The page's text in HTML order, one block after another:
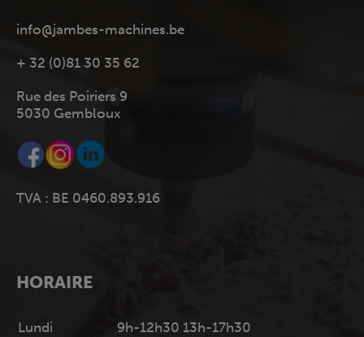
info@jambes-machines.be
+ 32 (0)81 30 35 62
Rue des Poiriers 9
5030 Gembloux
TVA : BE 0460.893.916
HORAIRE
Lundi
9h-12h30 13h-17h30